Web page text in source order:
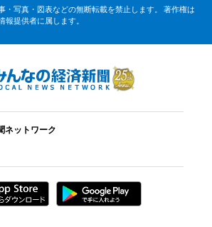
・写真・図表などの無断転載を禁止します。 著作権は
提供者に属します。
ネットワーク